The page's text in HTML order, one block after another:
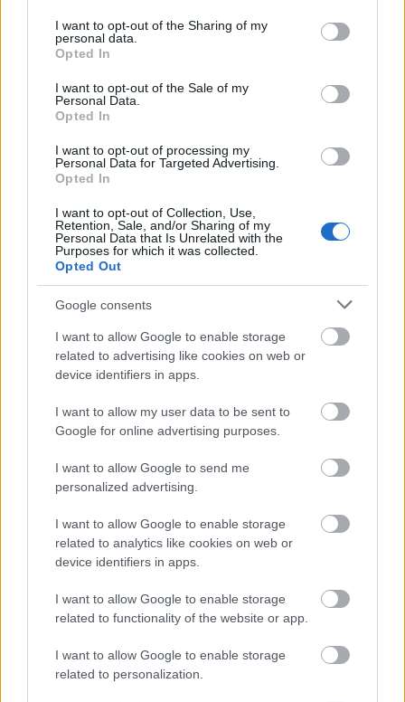
not limited to your visit or usage behaviour. You may click to
grant or deny consent to Google and its third-party tags to
use your data for below specified purposes in below Google
consent section.
I want to opt-out of the Sharing of my
personal data.
Opted In
I want to opt-out of the Sale of my
Personal Data.
Opted In
I want to opt-out of processing my
Personal Data for Targeted Advertising.
Opted In
I want to opt-out of Collection, Use,
Retention, Sale, and/or Sharing of my
Personal Data that Is Unrelated with the
Purposes for which it was collected.
Opted Out
Google consents
I want to allow Google to enable storage
related to advertising like cookies on web or
device identifiers in apps.
I want to allow my user data to be sent to
Google for online advertising purposes.
I want to allow Google to send me
personalized advertising.
I want to allow Google to enable storage
related to analytics like cookies on web or
device identifiers in apps.
I want to allow Google to enable storage
related to functionality of the website or app.
I want to allow Google to enable storage
related to personalization.
"Börtönökben, templomokban, kocsmákban
és iskolákban is játszom, nemcsak a Nemzeti
Színházban" - mondta, hozzátéve, hogy sok
helyről kapott visszajelzést, hogy használják
és tanítják műveit. Ezért a gyűjtemény
anyagából az oktatásban hasznosítható
könyvet és pendrive-ot is készítettek.
A Nemzeti Színház igazgatójával közös
munkáról szólva Földes László Hobo
felidézte, hogy Vidnyánszky Attila eddig
legalább tíz estet, monodrámát és
színdarabot rendezett számára, és újabb
munkára is készülnek:Hobo hetvenkedései
címmel egy opera buffát mutatnak be a jövő
év elején.
Színház az előadóesteken túl blues-
koncerteket is befogadott. Mint mondta, jól
érzi magát a Nemzetiben, senki nem szól
megvalósíthatja ötleteit.
Hozzátette: nagyon sok mindent tervez az
idei évadban, ha ennek a felét meg tudják